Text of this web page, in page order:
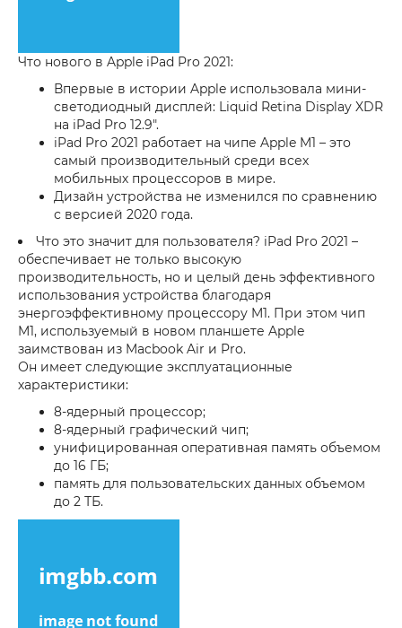
Что нового в Apple iPad Pro 2021:
Впервые в истории Apple использовала мини-
светодиодный дисплей: Liquid Retina Display XDR
на iPad Pro 12.9″.
iPad Pro 2021 работает на чипе Apple M1 – это
самый производительный среди всех
мобильных процессоров в мире.
Дизайн устройства не изменился по сравнению
с версией 2020 года.
Что это значит для пользователя? iPad Pro 2021 –
обеспечивает не только высокую
производительность, но и целый день эффективного
использования устройства благодаря
энергоэффективному процессору M1. При этом чип
M1, используемый в новом планшете Apple
заимствован из Macbook Air и Pro.
Он имеет следующие эксплуатационные
характеристики:
8-ядерный процессор;
8-ядерный графический чип;
унифицированная оперативная память объемом
до 16 ГБ;
память для пользовательских данных объемом
до 2 ТБ.